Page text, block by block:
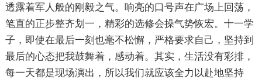
透露着军人般的刚毅之气。响亮的口号声在广场上回荡，
笔直的正步整齐划一，精彩的选修会操气势恢宏。十一学
子，即使在最后一刻也毫不松懈，严格要求自己，坚持到
最后的心态把我鼓舞着，感动着。其实，生活没有彩排，
每一天都是现场演出，所以我们就应该全力以赴地坚持